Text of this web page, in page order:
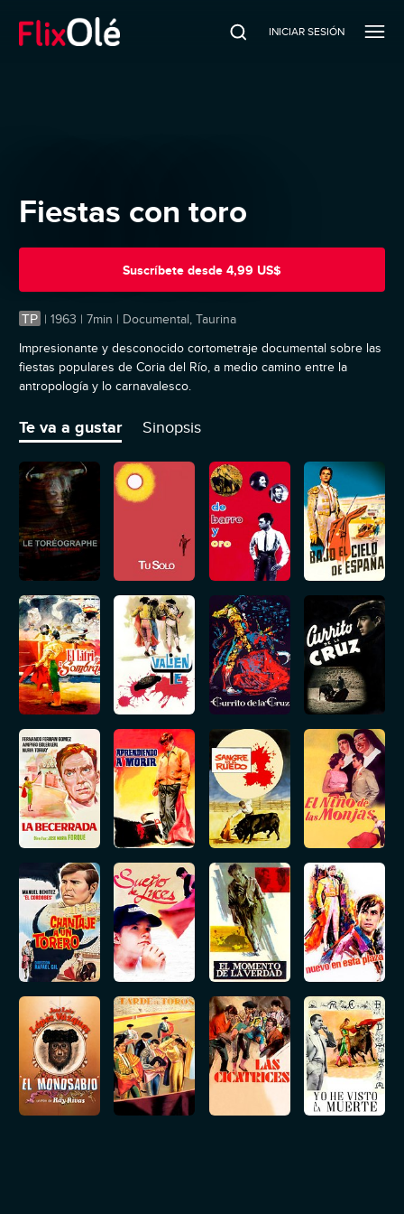
INICIAR SESIÓN
Fiestas con toro
Suscríbete desde 4,99 US$
TP | 1963 | 7min | Documental, Taurina
Impresionante y desconocido cortometraje documental sobre las
fiestas populares de Coria del Río, a medio camino entre la
antropología y lo carnavalesco.
Te va a gustar Sinopsis